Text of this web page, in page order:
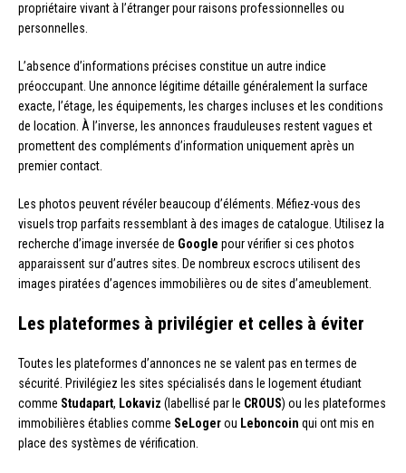
propriétaire vivant à l’étranger pour raisons professionnelles ou
personnelles.
L’absence d’informations précises constitue un autre indice
préoccupant. Une annonce légitime détaille généralement la surface
exacte, l’étage, les équipements, les charges incluses et les conditions
de location. À l’inverse, les annonces frauduleuses restent vagues et
promettent des compléments d’information uniquement après un
premier contact.
Les photos peuvent révéler beaucoup d’éléments. Méfiez-vous des
visuels trop parfaits ressemblant à des images de catalogue. Utilisez la
recherche d’image inversée de Google pour vérifier si ces photos
apparaissent sur d’autres sites. De nombreux escrocs utilisent des
images piratées d’agences immobilières ou de sites d’ameublement.
Les plateformes à privilégier et celles à éviter
Toutes les plateformes d’annonces ne se valent pas en termes de
sécurité. Privilégiez les sites spécialisés dans le logement étudiant
comme Studapart, Lokaviz (labellisé par le CROUS) ou les plateformes
immobilières établies comme SeLogerou Leboncoin qui ont mis en
place des systèmes de vérification.